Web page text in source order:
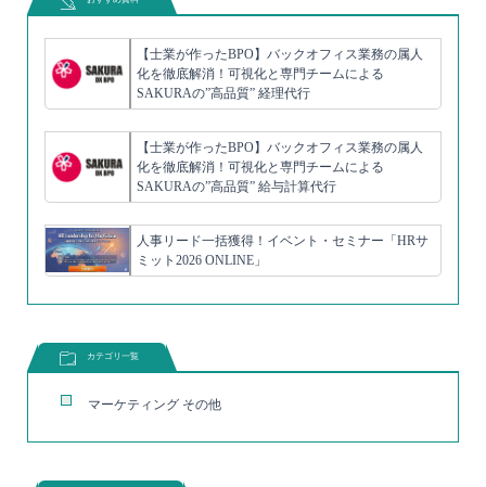
【士業が作ったBPO】バックオフィス業務の属人
化を徹底解消！可視化と専門チームによる
SAKURAの”高品質” 経理代行
【士業が作ったBPO】バックオフィス業務の属人
化を徹底解消！可視化と専門チームによる
SAKURAの”高品質” 給与計算代行
人事リード一括獲得！イベント・セミナー「HRサ
ミット2026 ONLINE」
カテゴリ一覧
マーケティング その他